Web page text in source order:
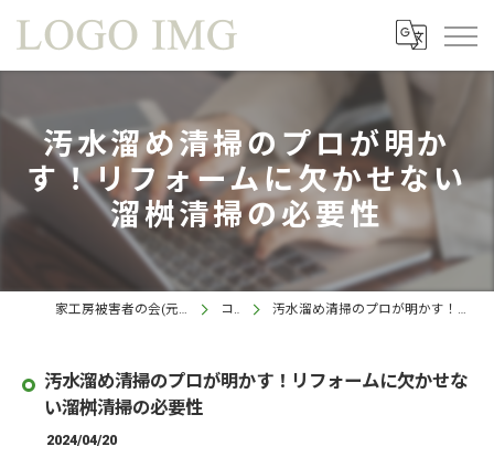
汚水溜め清掃のプロが明か
す！リフォームに欠かせない
溜桝清掃の必要性
家工房被害者の会(元家工房 鹿児島西インター店) コラム 汚水溜め清掃のプロが明かす！リフォームに欠かせない溜桝清掃の必要性
汚水溜め清掃のプロが明かす！リフォームに欠かせな
い溜桝清掃の必要性
2024/04/20